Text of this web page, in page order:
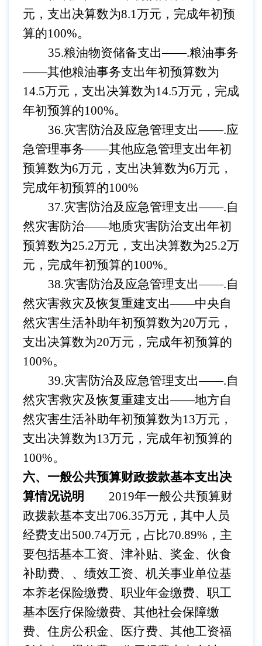
元，支出决算数为8.1万元，完成年初预
算的100%。
35.粮油物资储备支出——.粮油事务
——其他粮油事务支出年初预算数为
14.5万元，支出决算数为14.5万元，完成
年初预算的100%。
36.灾害防治及应急管理支出——.应
急管理事务——其他应急管理支出年初
预算数为6万元，支出决算数为6万元，
完成年初预算的100%
37.灾害防治及应急管理支出——.自
然灾害防治——地质灾害防治支出年初
预算数为25.2万元，支出决算数为25.2万
元，完成年初预算的100%。
38.灾害防治及应急管理支出——.自
然灾害救灾及恢复重建支出——中央自
然灾害生活补助年初预算数为20万元，
支出决算数为20万元，完成年初预算的
100%。
39.灾害防治及应急管理支出——.自
然灾害救灾及恢复重建支出——地方自
然灾害生活补助年初预算数为13万元，
支出决算数为13万元，完成年初预算的
100%。
六、一般公共预算财政拨款基本支出决
算情况说明
2019年一般公共预算财
政拨款基本支出706.35万元，其中人员
经费支出500.74万元，占比70.89%，主
要包括基本工资、津补贴、奖金、伙食
补助费、、绩效工资、机关事业单位基
本养老保险缴费、职业年金缴费、职工
基本医疗保险缴费、其他社会保障缴
费、住房公积金、医疗费、其他工资福